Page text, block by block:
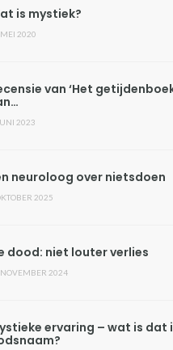
is mystiek?
2020
van ‘Het
2023
neuroloog over nietsdoen
2025
dood: niet louter verlies
2024
ervaring – wat is dat